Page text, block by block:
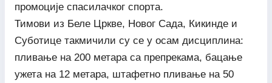
промоције спасилачког спорта.
Тимови из Беле Цркве, Новог Сада, Кикинде и
Суботице такмичили су се у осам дисциплина:
пливање на 200 метара са препрекама, бацање
ужета на 12 метара, штафетно пливање на 50